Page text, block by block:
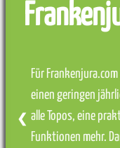
Für
einen geringen
alle Topos, eine
Funktionen mehr.
❮